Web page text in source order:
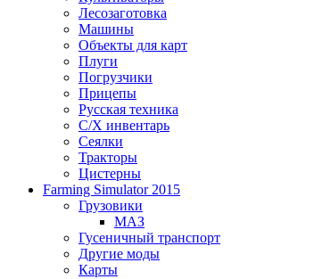
Лесозаготовка
Машины
Объекты для карт
Плуги
Погрузчики
Прицепы
Русская техника
С/Х инвентарь
Сеялки
Тракторы
Цистерны
Farming Simulator 2015
Грузовики
МАЗ
Гусеничный транспорт
Другие моды
Карты